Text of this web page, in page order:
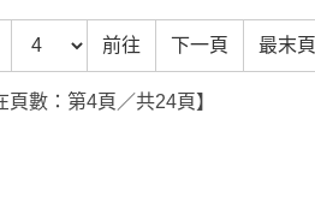
前往頁數 前往 下一頁 最末頁
頁數：第4頁／共24頁】